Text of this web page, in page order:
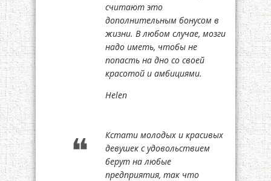
считают это
дополнительным бонусом в
жизни. В любом случае, мозги
надо иметь, чтобы не
попасть на дно со своей
красотой и амбициями.
Helen
Кстати молодых и красивых
девушек с удовольствием
берут на любые
предприятия, так что